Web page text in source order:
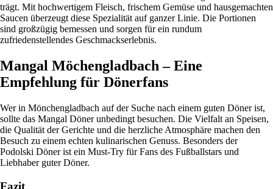
trägt. Mit hochwertigem Fleisch, frischem Gemüse und hausgemachten
Saucen überzeugt diese Spezialität auf ganzer Linie. Die Portionen
sind großzügig bemessen und sorgen für ein rundum
zufriedenstellendes Geschmackserlebnis.
Mangal Möchengladbach – Eine
Empfehlung für Dönerfans
Wer in Mönchengladbach auf der Suche nach einem guten Döner ist,
sollte das Mangal Döner unbedingt besuchen. Die Vielfalt an Speisen,
die Qualität der Gerichte und die herzliche Atmosphäre machen den
Besuch zu einem echten kulinarischen Genuss. Besonders der
Podolski Döner ist ein Must-Try für Fans des Fußballstars und
Liebhaber guter Döner.
Fazit